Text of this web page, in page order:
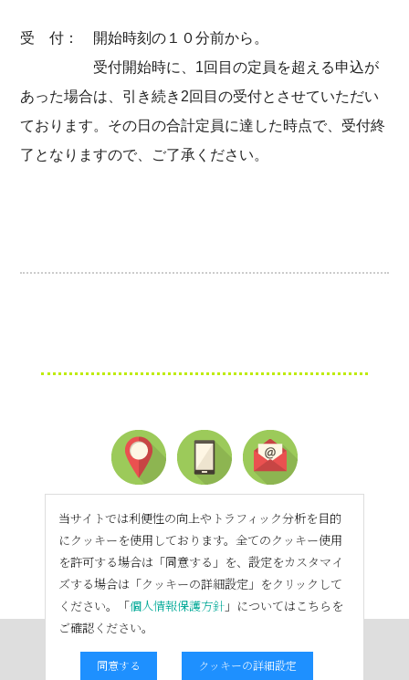
受 付： 開始時刻の１０分前から。
受付開始時に、1回目の定員を超える申込が
あった場合は、引き続き2回目の受付とさせていただい
ております。その日の合計定員に達した時点で、受付終
了となりますので、ご了承ください。
当サイトでは利便性の向上やトラフィック分析を目的
にクッキーを使用しております。全てのクッキー使用
を許可する場合は「同意する」を、設定をカスタマイ
ズする場合は「クッキーの詳細設定」をクリックして
ください。「個人情報保護方針 」についてはこちらを
ご確認ください。
同意する クッキーの詳細設定